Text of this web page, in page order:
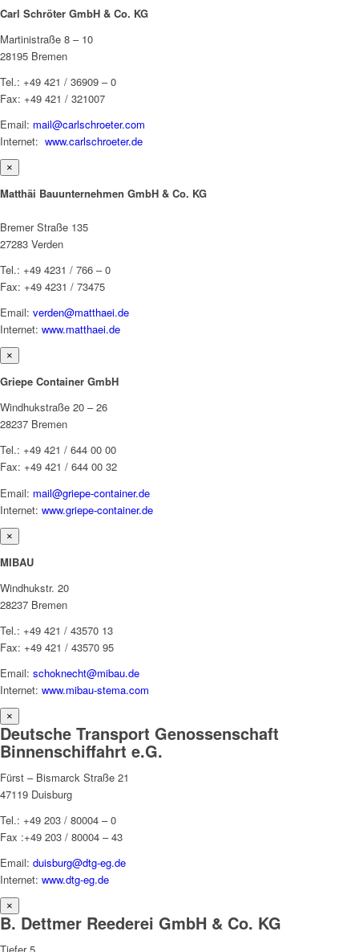
Carl Schröter GmbH & Co. KG
Martinistraße 8 – 10
28195 Bremen
Tel.: +49 421 / 36909 – 0
Fax: +49 421 / 321007
Email: mail@carlschroeter.com
Internet: www.carlschroeter.de
×
Matthäi Bauunternehmen GmbH & Co. KG
Bremer Straße 135
27283 Verden
Tel.: +49 4231 / 766 – 0
Fax: +49 4231 / 73475
Email: verden@matthaei.de
Internet: www.matthaei.de
×
Griepe Container GmbH
Windhukstraße 20 – 26
28237 Bremen
Tel.: +49 421 / 644 00 00
Fax: +49 421 / 644 00 32
Email: mail@griepe-container.de
Internet: www.griepe-container.de
×
MIBAU
Windhukstr. 20
28237 Bremen
Tel.: +49 421 / 43570 13
Fax: +49 421 / 43570 95
Email: schoknecht@mibau.de
Internet: www.mibau-stema.com
×
Deutsche Transport Genossenschaft
Binnenschiffahrt e.G.
Fürst – Bismarck Straße 21
47119 Duisburg
Tel.: +49 203 / 80004 – 0
Fax :+49 203 / 80004 – 43
Email: duisburg@dtg-eg.de
Internet: www.dtg-eg.de
×
B. Dettmer Reederei GmbH & Co. KG